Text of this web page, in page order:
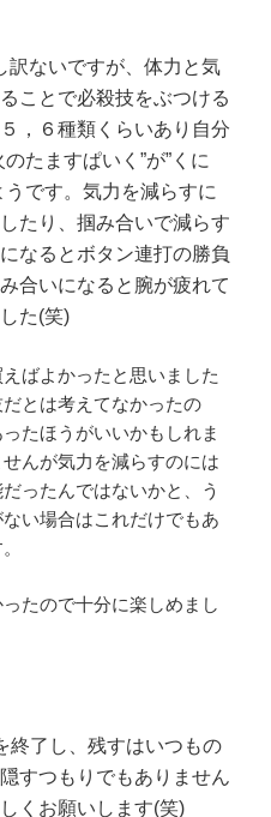
訳ないですが、体力と気
ことで必殺技をぶつける
，６種類くらいあり自分
たますぱいく”が”くに
です。気力を減らすに
たり、掴み合いで減らす
なるとボタン連打の勝負
合いになると腕が疲れて
た(笑)
ばよかったと思いました
とは考えてなかったの
たほうがいいかもしれま
んが気力を減らすのには
ったんではないかと、う
い場合はこれだけでもあ
たので十分に楽しめまし
終了し、残すはいつもの
すつもりでもありません
くお願いします(笑)